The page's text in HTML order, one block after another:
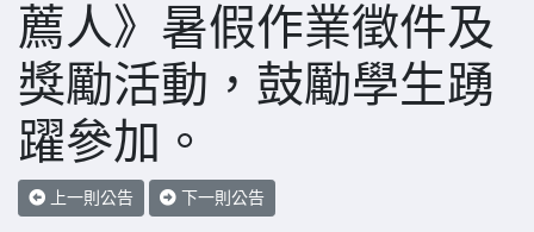
薦人》暑假作業徵件及
獎勵活動，鼓勵學生踴
躍參加。
上一則公告 下一則公告